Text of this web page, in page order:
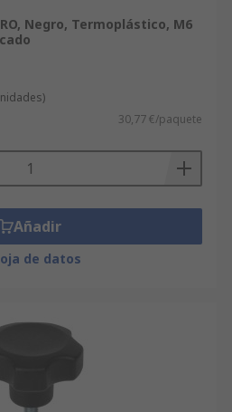
Negro, Termoplástico, M6
30,77 €/paquete
Añadir
de datos